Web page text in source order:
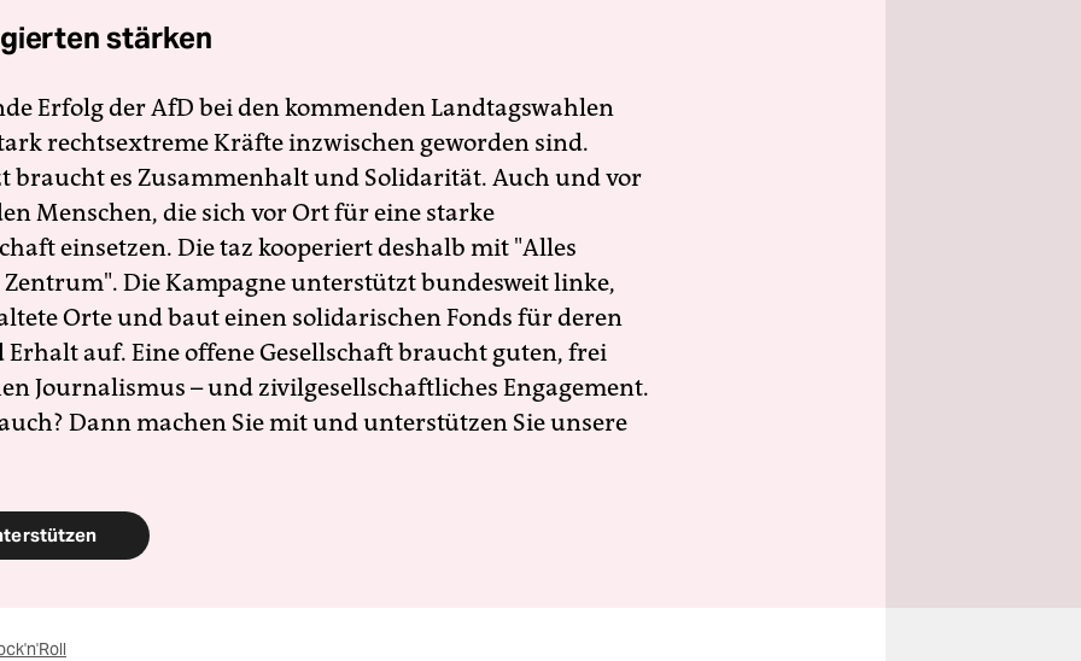
stärken
Erfolg der AfD bei den kommenden Landtagswahlen
rechtsextreme Kräfte inzwischen geworden sind.
braucht es Zusammenhalt und Solidarität. Auch und vor
Menschen, die sich vor Ort für eine starke
einsetzen. Die taz kooperiert deshalb mit "Alles
Die Kampagne unterstützt bundesweit linke,
Orte und baut einen solidarischen Fonds für deren
Erhalt auf. Eine offene Gesellschaft braucht guten, frei
Journalismus – und zivilgesellschaftliches Engagement.
Dann machen Sie mit und unterstützen Sie unsere